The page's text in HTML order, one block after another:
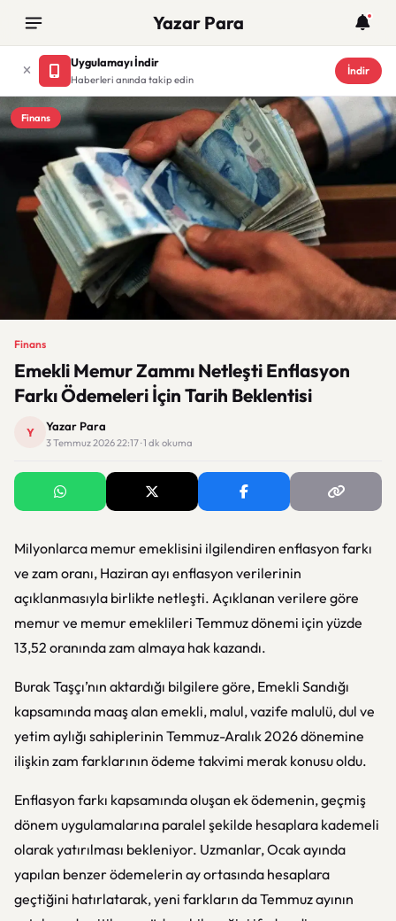
Yazar Para
Uygulamayı İndir
Haberleri anında takip edin
İndir
Finans
Finans
Emekli Memur Zammı Netleşti Enflasyon
Farkı Ödemeleri İçin Tarih Beklentisi
Y Yazar Para
3 Temmuz 2026 22:17 · 1 dk okuma
Milyonlarca memur emeklisini ilgilendiren enflasyon farkı
ve zam oranı, Haziran ayı enflasyon verilerinin
açıklanmasıyla birlikte netleşti. Açıklanan verilere göre
memur ve memur emeklileri Temmuz dönemi için yüzde
13,52 oranında zam almaya hak kazandı.
Burak Taşçı’nın aktardığı bilgilere göre, Emekli Sandığı
kapsamında maaş alan emekli, malul, vazife malulü, dul ve
yetim aylığı sahiplerinin Temmuz-Aralık 2026 dönemine
ilişkin zam farklarının ödeme takvimi merak konusu oldu.
Enflasyon farkı kapsamında oluşan ek ödemenin, geçmiş
dönem uygulamalarına paralel şekilde hesaplara kademeli
olarak yatırılması bekleniyor. Uzmanlar, Ocak ayında
yapılan benzer ödemelerin ay ortasında hesaplara
geçtiğini hatırlatarak, yeni farkların da Temmuz ayının